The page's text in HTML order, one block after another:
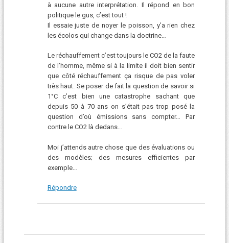
à aucune autre interprétation. Il répond en bon
politique le gus, c’est tout !
Il essaie juste de noyer le poisson, y’a rien chez
les écolos qui change dans la doctrine…
Le réchauffement c’est toujours le CO2 de la faute
de l’homme, même si à la limite il doit bien sentir
que côté réchauffement ça risque de pas voler
très haut. Se poser de fait la question de savoir si
1°C c’est bien une catastrophe sachant que
depuis 50 à 70 ans on s’était pas trop posé la
question d’où émissions sans compter… Par
contre le CO2 là dedans…
Moi j’attends autre chose que des évaluations ou
des modèles; des mesures efficientes par
exemple…
Répondre